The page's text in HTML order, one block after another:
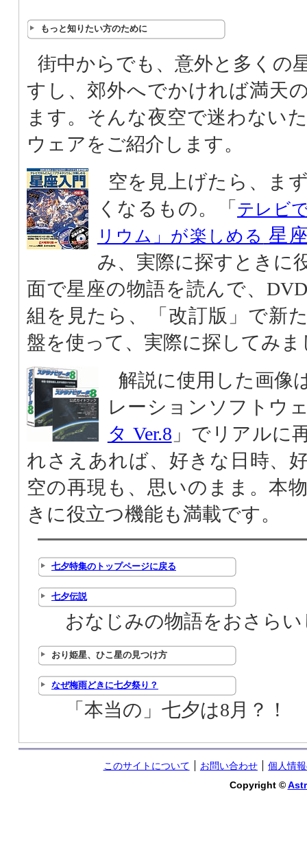
もっと知りたい方のために
街中からでも、意外と多くの
すし、郊外へでかければ満天
ます。そんな夜空で迷わない
ウェアをご紹介します。
空を見上げたら、ま
くなるもの。「 テレビ
リウム」が楽しめる 星
み、実際に探すときに
面で星座の物語を読んで、
組を見たら、「改訂版」で新
盤を使って、実際に探してみま
解説に使用した画像
レーションソフトウ
タ Ver.8 」でリアルに
れさえあれば、好きな日時、
空の再現も、思いのまま。本
きに役立つ機能も満載です。
七夕特集のトップページに戻る
七夕伝説
おなじみの物語をおさら
おり姫星、ひこ星の見つけ方
なぜ梅雨どきに七夕祭り？
「本当の」七夕は8月？！
このサイトについて お問い合わせ
個人情
Copyright ©